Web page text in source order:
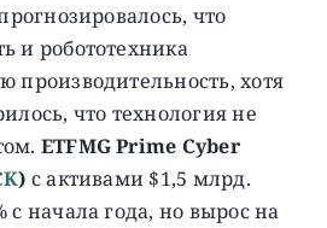
что
и робототехника
производительность, хотя
что технология не
ETFMG Prime Cyber
) с активами $1,5 млрд.
с начала года, но вырос на